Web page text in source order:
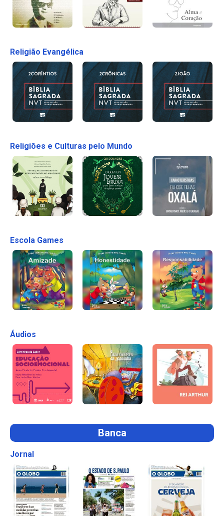
Religião Evangélica
Religiões e Culturas pelo Mundo
Escola Games
Áudios
Banca
Jornal